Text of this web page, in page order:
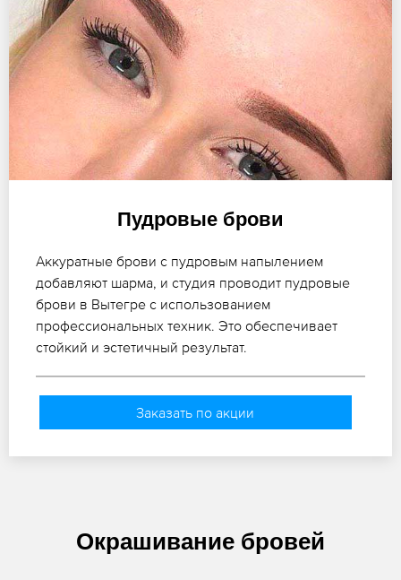
Пудровые брови
Аккуратные брови с пудровым напылением
добавляют шарма, и студия проводит пудровые
брови в Вытегре с использованием
профессиональных техник. Это обеспечивает
стойкий и эстетичный результат.
Заказать по акции
Окрашивание бровей